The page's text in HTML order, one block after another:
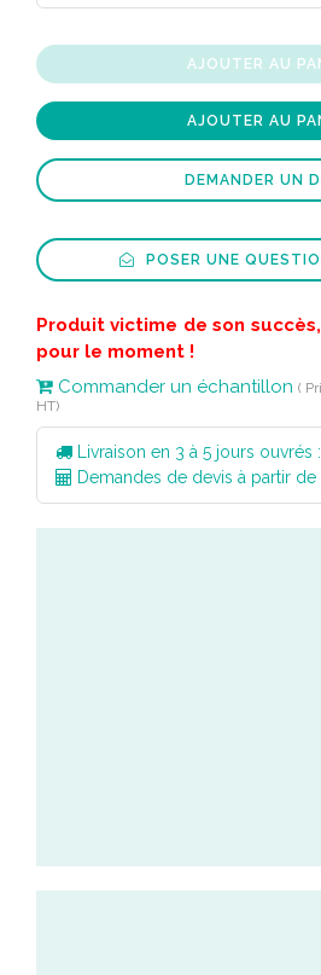
AJOUTER AU
AJOUTER AU
DEMANDER UN
POSER UNE
Produit victime de son
pour le moment !
Commander un échantillon (
HT)
Livraison en 3 à 5 jours ouvrés :
Demandes de devis à partir